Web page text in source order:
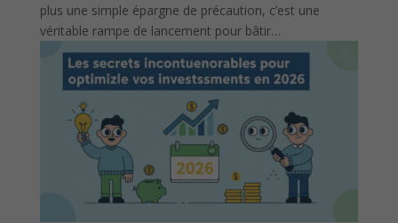
plus une simple épargne de précaution, c’est une
véritable rampe de lancement pour bâtir…